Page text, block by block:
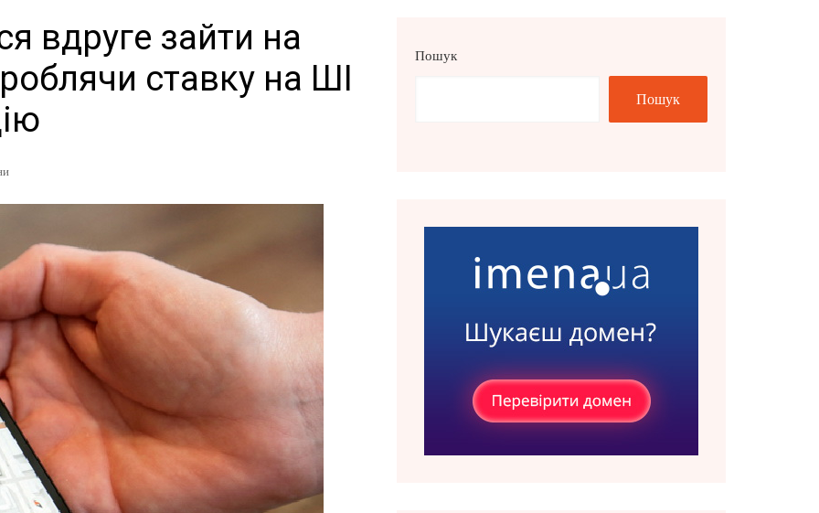
вдруге зайти на
ставку на ШІ
Пошук
Пошук